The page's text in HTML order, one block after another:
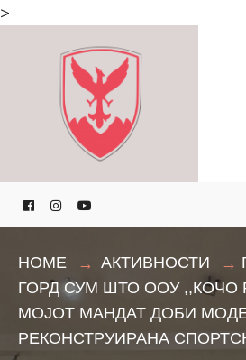
>
HOME АКТИВНОСТИ
ГОРД СУМ ШТО ООУ ,,КОЧО
МОЈОТ МАНДАТ ДОБИ
РЕКОНСТРУИРАНА